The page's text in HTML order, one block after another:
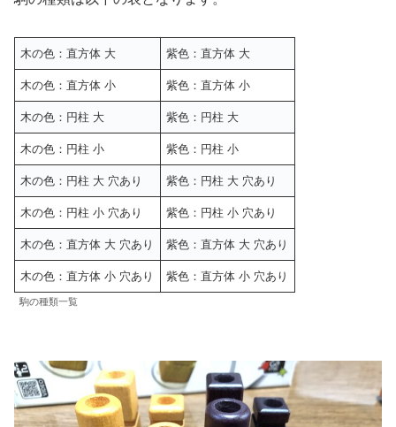
木の色：直方体 大 紫色：直方体 大
木の色：直方体 小 紫色：直方体 小
木の色：円柱 大 紫色：円柱 大
木の色：円柱 小 紫色：円柱 小
木の色：円柱 大 穴あり 紫色：円柱 大 穴あり
木の色：円柱 小 穴あり 紫色：円柱 小 穴あり
木の色：直方体 大 穴あり 紫色：直方体 大 穴あり
木の色：直方体 小 穴あり 紫色：直方体 小 穴あり
駒の種類一覧